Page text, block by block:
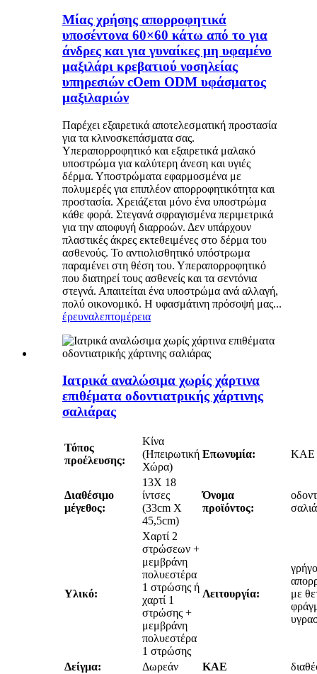
Μίας χρήσης απορροφητικά
υποσέντονα 60×60 κάτω από το για
άνδρες και για γυναίκες μη υφαμένο
μαξιλάρι κρεβατιού νοσηλείας
υπηρεσιών cOem ODM υφάσματος
μαξιλαριών
Παρέχει εξαιρετικά αποτελεσματική προστασία
για τα κλινοσκεπάσματα σας.
Υπεραπορροφητικό και εξαιρετικά μαλακό
υποστρώμα για καλύτερη άνεση και υγιές
δέρμα. Υποστρώματα εφαρμοσμένα με
πολυμερές για επιπλέον απορροφητικότητα και
προστασία. Χρειάζεται μόνο ένα υποστρώμα
κάθε φορά. Στεγανά σφραγισμένα περιμετρικά
για την αποφυγή διαρροών. Δεν υπάρχουν
πλαστικές άκρες εκτεθειμένες στο δέρμα του
ασθενούς. Το αντιολισθητικό υπόστρωμα
παραμένει στη θέση του. Υπεραπορροφητικό
που διατηρεί τους ασθενείς και τα σεντόνια
στεγνά. Απαιτείται ένα υποστρώμα ανά αλλαγή,
πολύ οικονομικό. Η υφασμάτινη πρόσοψή μας...
έρευναλεπτομέρεια
Ιατρικά αναλώσιμα χωρίς χάρτινα
επιθέματα οδοντιατρικής χάρτινης
σαλιάρας
Τόπος
προέλευσης:
Κίνα
(Ηπειρωτική
Χώρα)
Επωνυμία: ΚΑΕ
Διαθέσιμο
μέγεθος:
13X 18
ίντσες
(33cm X
45,5cm)
Όνομα
προϊόντος:
Υλικό:
Χαρτί 2
στρώσεων +
μεμβράνη
πολυεστέρα
1 στρώσης ή
χαρτί 1
στρώσης +
μεμβράνη
πολυεστέρα
1 στρώσης
Λειτουργία:
με
Δείγμα: Δωρεάν ΚΑΕ